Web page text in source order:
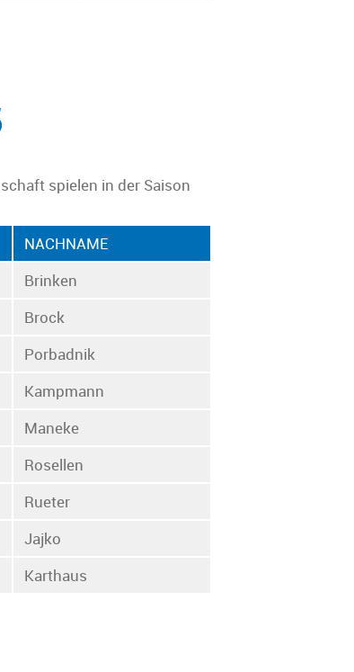
spielen in der Saison
NACHNAME
Brinken
Brock
Porbadnik
Kampmann
Maneke
Rosellen
Rueter
Jajko
Karthaus